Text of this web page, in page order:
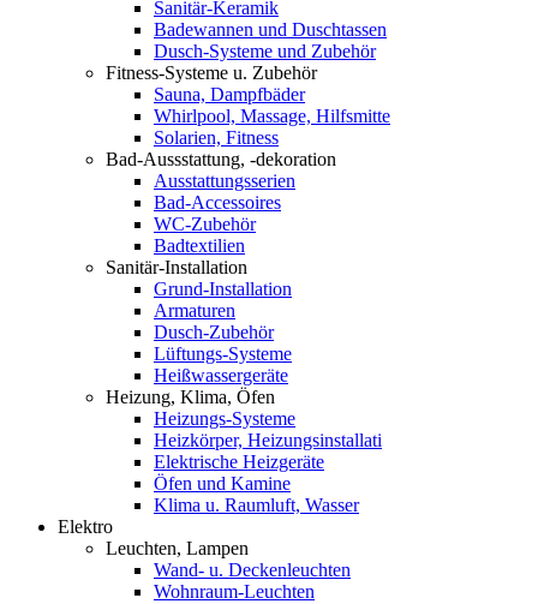
Sanitär-Keramik
Badewannen und Duschtassen
Dusch-Systeme und Zubehör
Fitness-Systeme u. Zubehör
Sauna, Dampfbäder
Whirlpool, Massage, Hilfsmitte
Solarien, Fitness
Bad-Aussstattung, -dekoration
Ausstattungsserien
Bad-Accessoires
WC-Zubehör
Badtextilien
Sanitär-Installation
Grund-Installation
Armaturen
Dusch-Zubehör
Lüftungs-Systeme
Heißwassergeräte
Heizung, Klima, Öfen
Heizungs-Systeme
Heizkörper, Heizungsinstallati
Elektrische Heizgeräte
Öfen und Kamine
Klima u. Raumluft, Wasser
Elektro
Leuchten, Lampen
Wand- u. Deckenleuchten
Wohnraum-Leuchten